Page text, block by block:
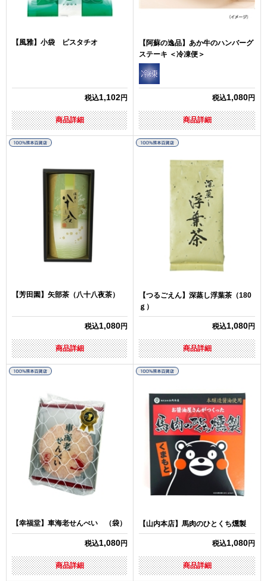
【風雅】小袋 ピスタチオ
税込1,102円
商品詳細
【阿蘇の逸品】あか牛のハンバーグ
ステーキ ＜冷凍便＞
税込1,080円
商品詳細
【芳田園】矢部茶（八十八夜茶）
税込1,080円
商品詳細
【つるごえん】深蒸し浮葉茶（180
ｇ）
税込1,080円
商品詳細
【幸福堂】車海老せんべい （袋）
税込1,080円
商品詳細
【山内本店】馬肉のひとくち燻製
税込1,080円
商品詳細